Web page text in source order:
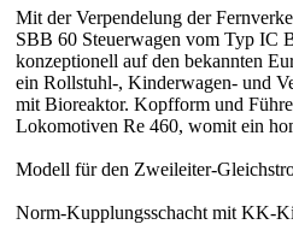
Mit der Verpendelung der
SBB 60 Steuerwagen vom Typ IC
konzeptionell auf den bekannten
ein Rollstuhl-, Kinderwagen- und
mit Bioreaktor. Kopfform und
Lokomotiven Re 460, womit ein
Modell für den Zweileiter-
Norm-Kupplungsschacht mit KK-